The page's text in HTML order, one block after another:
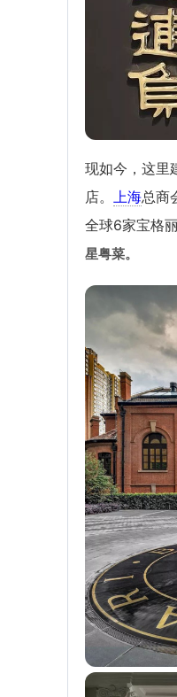
现如今，这里
店。
上海总商
全球6家宝格
星粤菜。